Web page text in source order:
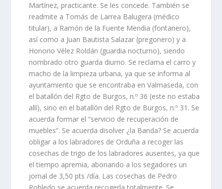
Martínez, practicante. Se les concede. También se
readmite a Tomás de Larrea Balugera (médico
titular), a Ramón de la Fuente Mendia (fontanero),
así como a Juan Bautista Salazar (pregonero) y a
Honorio Vélez Roldán (guardia nocturno), siendo
nombrado otro guarda diurno. Se reclama el carro y
macho de la limpieza urbana, ya que se informa al
ayuntamiento que se encontraba en Valmaseda, con
el batallón del Rgto de Burgos, n.º 36 (este no estaba
allí), sino en el batallón del Rgto de Burgos, n.º 31. Se
acuerda formar el “servicio de recuperación de
muebles”. Se acuerda disolver ¿la Banda? Se acuerda
obligar a los labradores de Orduña a recoger las
cosechas de trigo de los labradores ausentes, ya que
el tiempo apremia, abonando a los segadores un
jornal de 3,50 pts /día. Las cosechas de Pedro